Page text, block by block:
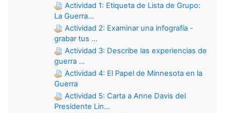
Actividad 1: Etiqueta de Lista de Grupo:
La Guerra...
Actividad 2: Examinar una infografía -
grabar tus ...
Actividad 3: Describe las experiencias de
guerra ...
Actividad 4: El Papel de Minnesota en la
Guerra
Actividad 5: Carta a Anne Davis del
Presidente Lin...